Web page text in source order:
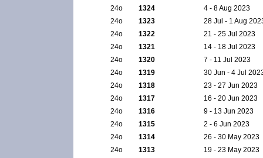
24ο
1324
4 - 8 Aug 2023
24ο
1323
28 Jul - 1 Aug
24ο
1322
21 - 25 Jul 2023
24ο
1321
14 - 18 Jul 2023
24ο
1320
7 - 11 Jul 2023
24ο
1319
30 Jun - 4 Jul
24ο
1318
23 - 27 Jun 2023
24ο
1317
16 - 20 Jun 2023
24ο
1316
9 - 13 Jun 2023
24ο
1315
2 - 6 Jun 2023
24ο
1314
26 - 30 May 2023
24ο
1313
19 - 23 May 2023